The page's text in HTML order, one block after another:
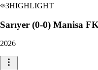
3HIGHLIGHT
Sarıyer (0-0) Manisa
2026